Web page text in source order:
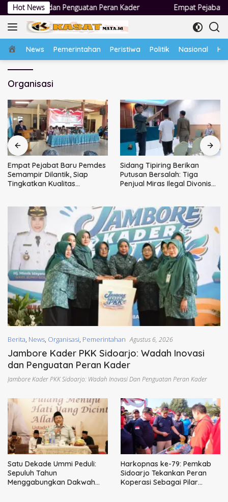
Langsung
ke
konten
Hot NewsPeran Kader Empat Pejabat Baru Pemdes
Home
News Pemerintahan Peristiwa Politik Nasional
Organisasi
Empat Pejabat Baru Pemdes
Semampir Dilantik, Siap
Tingkatkan Kualitas
Sidang Tipiring Berikan
Putusan Bersalah: Tiga
Penjual Miras Ilegal Divonis
Berita, News, Organisasi, Pemerintahan Agustus 6, 2026
Jambore Kader PKK Sidoarjo: Wadah Inovasi
dan Penguatan Peran Kader
Jambore Kader PKK Sidoarjo: Wadah Inovasi Dan Penguatan Peran Kader
Satu Dekade Ummi Peduli:
Sepuluh Tahun
Menggabungkan Dakwah
Harkopnas ke-79: Pemkab
Sidoarjo Tekankan Peran
Koperasi Sebagai Pilar